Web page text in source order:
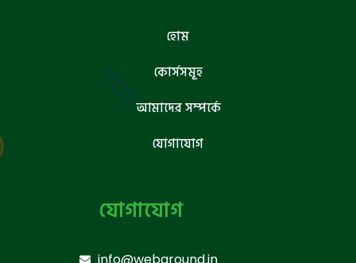
হোম
কোর্সসমূহ
আমাদের সম্পর্কে
যোগাযোগ
যোগাযোগ